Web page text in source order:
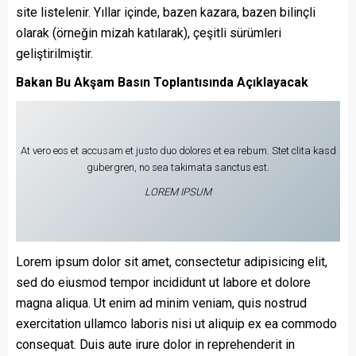
site listelenir. Yıllar içinde, bazen kazara, bazen bilinçli
olarak (örneğin mizah katılarak), çeşitli sürümleri
geliştirilmiştir.
Bakan Bu Akşam Basın Toplantısında Açıklayacak
At vero eos et accusam et justo duo dolores et ea rebum. Stet clita kasd
gubergren, no sea takimata sanctus est.
LOREM IPSUM
Lorem ipsum dolor sit amet, consectetur adipisicing elit,
sed do eiusmod tempor incididunt ut labore et dolore
magna aliqua. Ut enim ad minim veniam, quis nostrud
exercitation ullamco laboris nisi ut aliquip ex ea commodo
consequat. Duis aute irure dolor in reprehenderit in